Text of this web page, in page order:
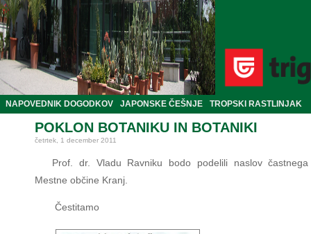
NAPOVEDNIK DOGODKOV JAPONSKE ČEŠNJE TROPSKI RASTLINJAK
POKLON BOTANIKU IN BOTANIKI
četrtek, 1 december 2011
Prof. dr. Vladu Ravniku bodo podelili naslov
Mestne občine Kranj.
Čestitamo